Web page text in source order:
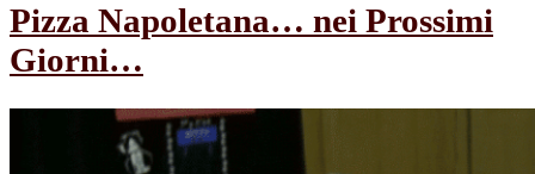
Pizza Napoletana… nei Prossimi
Giorni…